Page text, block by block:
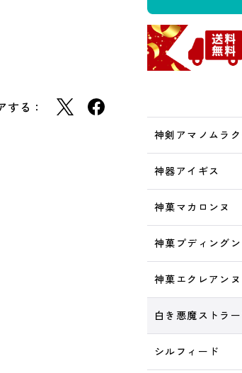
する：
神剣アマノムラク
神器アイギス
神菓マカロンヌ
神菓プディングン
神菓エクレアンヌ
白き悪魔ストラー
シルフィード